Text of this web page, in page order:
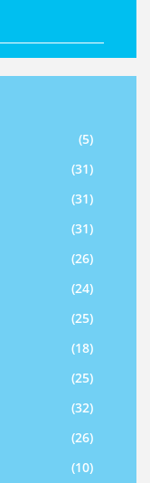
(5)
(31)
(31)
(31)
(26)
(24)
(25)
(18)
(25)
(32)
(26)
(10)